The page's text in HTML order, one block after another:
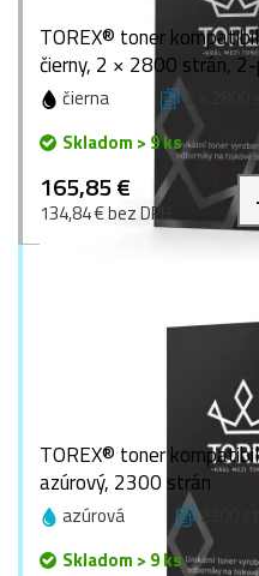
TOREX® toner
čierny, 2 × 2800 strán,
čierna 2 × 2800
Skladom > 9 ks
165,85 €
134,84 € bez DPH
TOREX® toner
azúrový, 2300 strán
azúrová 2300
Skladom > 9 ks